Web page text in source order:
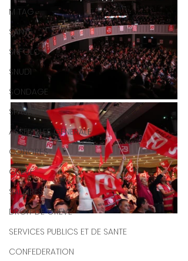
M TAG
SANTE
SNFOLC
SNUDI
SONDAGE
SPASEEN
ASSEMBLEE GENERALE
CONGRES
GREVE
SALAIRES
DROIT DE GREVE
SERVICES PUBLICS ET DE SANTE
CONFEDERATION